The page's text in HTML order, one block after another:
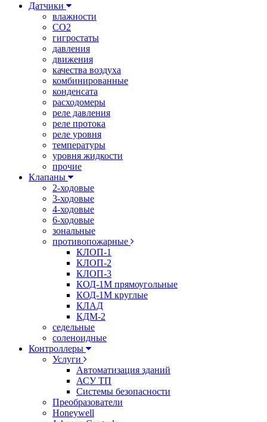
Датчики
влажности
CO2
гигростаты
давления
движения
качества воздуха
комбинированные
конденсата
расходомеры
реле давления
реле протока
реле уровня
температуры
уровня жидкости
прочие
Клапаны
2-ходовые
3-ходовые
4-ходовые
6-ходовые
зональные
противопожарные
КЛОП-1
КЛОП-2
КЛОП-3
КОД-1М прямоугольные
КОД-1М круглые
КЛАД
КДМ-2
седельные
соленоидные
Контроллеры
Услуги
Автоматизация зданий
АСУ ТП
Системы безопасности
Преобразователи
Honeywell